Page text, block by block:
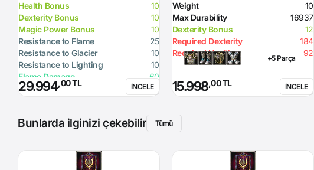
Health Bonus
10
Dexterity Bonus
10
Magic Power Bonus
10
Resistance to Flame
25
Resistance to Glacier
10
Resistance to Lighting
10
Flame Damage
60
29.994,00 TL İNCELE
Weight
10
Max Durability
16937
Dexterity Bonus
12
Required Dexterity
184
Required Health
92
+5 Parça
15.998,00 TL İNCELE
Bunlarda ilginizi çekebilir Tümü